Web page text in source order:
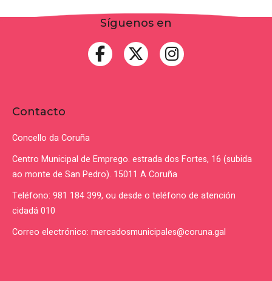
Síguenos en
Contacto
Concello da Coruña
Centro Municipal de Emprego. estrada dos Fortes, 16 (subida
ao monte de San Pedro). 15011 A Coruña
Teléfono: 981 184 399, ou desde o teléfono de atención
cidadá 010
Correo electrónico: mercadosmunicipales@coruna.gal